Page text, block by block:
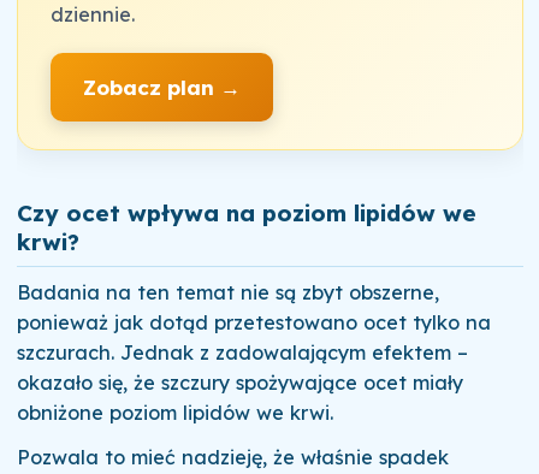
dziennie.
Zobacz plan →
Czy ocet wpływa na poziom lipidów we
krwi?
Badania na ten temat nie są zbyt obszerne,
ponieważ jak dotąd przetestowano ocet tylko na
szczurach. Jednak z zadowalającym efektem –
okazało się, że szczury spożywające ocet miały
obniżone poziom lipidów we krwi.
Pozwala to mieć nadzieję, że właśnie spadek